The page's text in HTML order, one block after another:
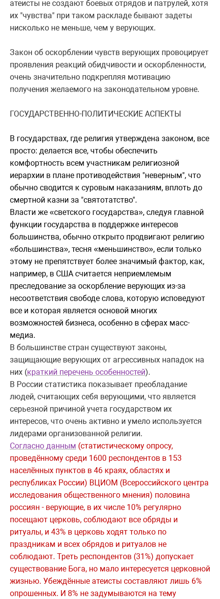
атеисты не создают боевых отрядов и патрулей, хотя
их "чувства" при таком раскладе бывают задеты
нисколько не меньше, чем у верующих.
Закон об оскорблении чувств верующих провоцирует
проявления реакций обидчивости и оскорбленности,
очень значительно подкрепляя мотивацию
получения желаемого на законодательном уровне.
ГОСУДАРСТВЕННО-ПОЛИТИЧЕСКИЕ АСПЕКТЫ
В государствах, где религия утверждена законом, все
просто: делается все, чтобы обеспечить
комфортность всем участникам религиозной
иерархии в плане противодействия "неверным", что
обычно сводится к суровым наказаниям, вплоть до
смертной казни за "святотатство".
Власти же «светского государства», следуя главной
функции государства в поддержке интересов
большинства, обычно открыто продвигают религию
«большинства», тесня «меньшинство», если только
этому не препятствует более значимый фактор, как,
например, в США считается неприемлемым
преследование за оскорбление верующих из-за
несоответствия свободе слова, которую исповедуют
все и которая является основой многих
возможностей бизнеса, особенно в сферах масс-
медиа.
В большинстве стран существуют законы,
защищающие верующих от агрессивных нападок на
них (краткий перечень особенностей).
В России статистика показывает преобладание
людей, считающих себя верующими, что является
серьезной причиной учета государством их
интересов, что очень активно и умело используется
лидерами организованной религии.
Согласно данным (статистическому опросу,
проведённому среди 1600 респондентов в 153
населённых пунктов в 46 краях, областях и
республиках России) ВЦИОМ (Всероссийского центра
исследования общественного мнения) половина
россиян - верующие, в их числе 10% регулярно
посещают церковь, соблюдают все обряды и
ритуалы, и 43% в церковь ходят только по
праздникам и всех обрядов и ритуалов не
соблюдают. Треть респондентов (31%) допускает
существование Бога, но мало интересуется церковной
жизнью. Убеждённые атеисты составляют лишь 6%
опрошенных. И 8% не задумываются на тему